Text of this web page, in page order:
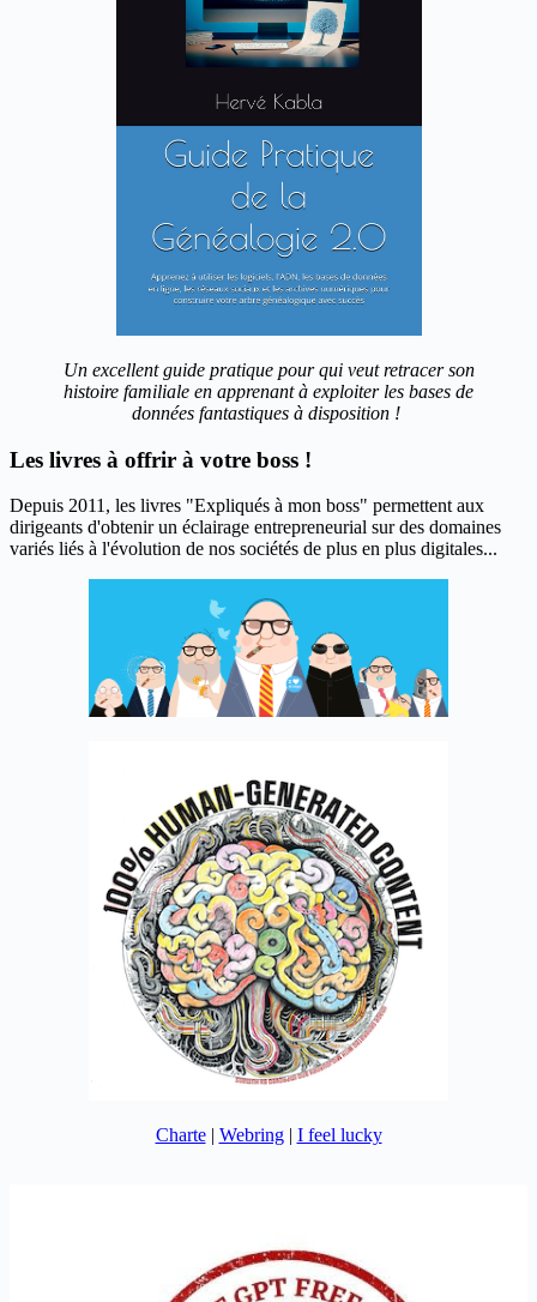
Un excellent guide pratique pour qui veut retracer son
histoire familiale en apprenant à exploiter les bases de
données fantastiques à disposition !
Les livres à offrir à votre boss !
Depuis 2011, les livres "Expliqués à mon boss" permettent aux
dirigeants d'obtenir un éclairage entrepreneurial sur des domaines
variés liés à l'évolution de nos sociétés de plus en plus digitales...
Charte| Webring| I feel lucky